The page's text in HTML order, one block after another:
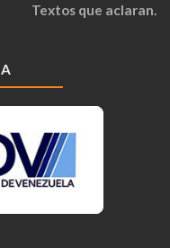
Textos que aclaran.